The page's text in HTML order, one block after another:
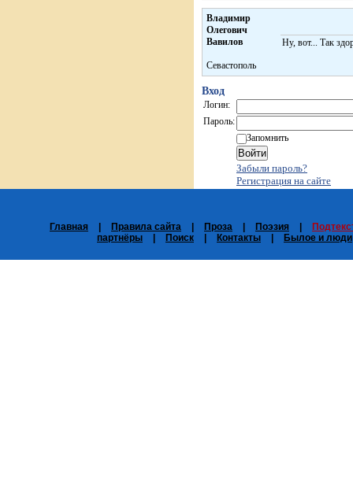
Владимир
Олегович
Вавилов
Севастополь
Ну, вот... Так
Вход
Логин:
Пароль:
Запомнить
Забыли пароль?
Регистрация на сайте
Главная Правила сайта Проза Поэзия
партнёры
Поиск Контакты Былое и люди